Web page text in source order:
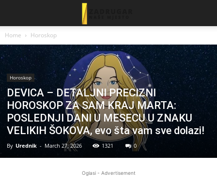
Home Horoskop
Horoskop
DEVICA – DETALJNI PRECIZNI
HOROSKOP ZA SAM KRAJ MARTA:
POSLEDNJI DANI U MESECU U ZNAKU
VELIKIH ŠOKOVA, evo šta vam sve dolazi!
By Urednik - March 27, 2026 1321 0
Oglasi - Advertisement